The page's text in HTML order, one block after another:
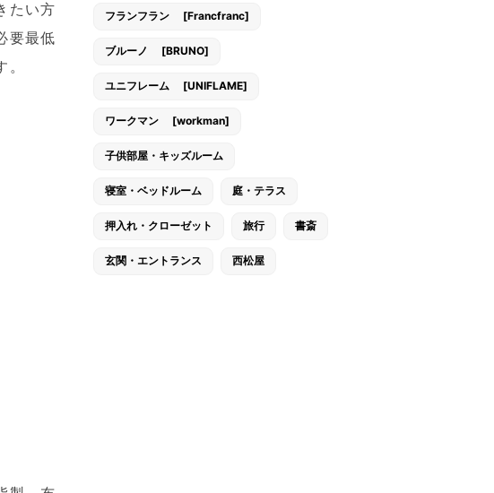
たい方
要最低
フランフラン [Francfranc]
ブルーノ [BRUNO]
ユニフレーム [UNIFLAME]
ワークマン [workman]
子供部屋・キッズルーム
寝室・ベッドルーム 庭・テラス
押入れ・クローゼット 旅行 書斎
玄関・エントランス 西松屋